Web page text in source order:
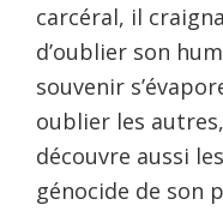
carcéral, il
d’oublier son
souvenir
oublier les
découvre aussi
génocide de son